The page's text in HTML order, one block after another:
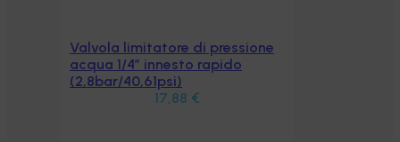
Aggiungi al carrello
Valvola limitatore di pressione
acqua 1/4″ innesto rapido
(2,8bar/40,61psi)
17,88 €